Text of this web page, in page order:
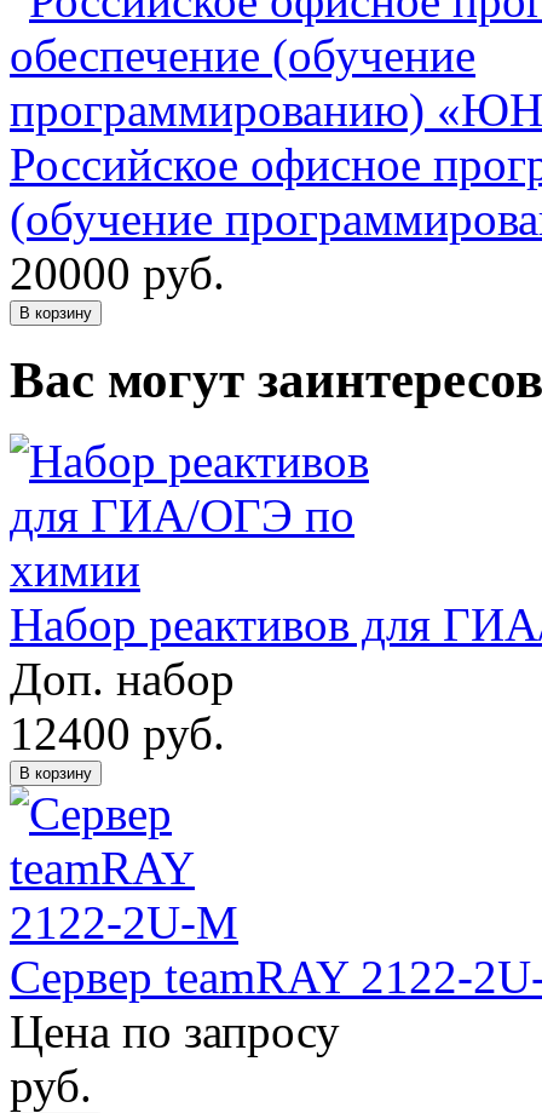
Российское офисное
(обучение
20000 руб.
В корзину
Вас могут
Набор реактивов для
Доп. набор
12400 руб.
В корзину
Сервер teamRAY 2122-
Цена по запросу
руб.